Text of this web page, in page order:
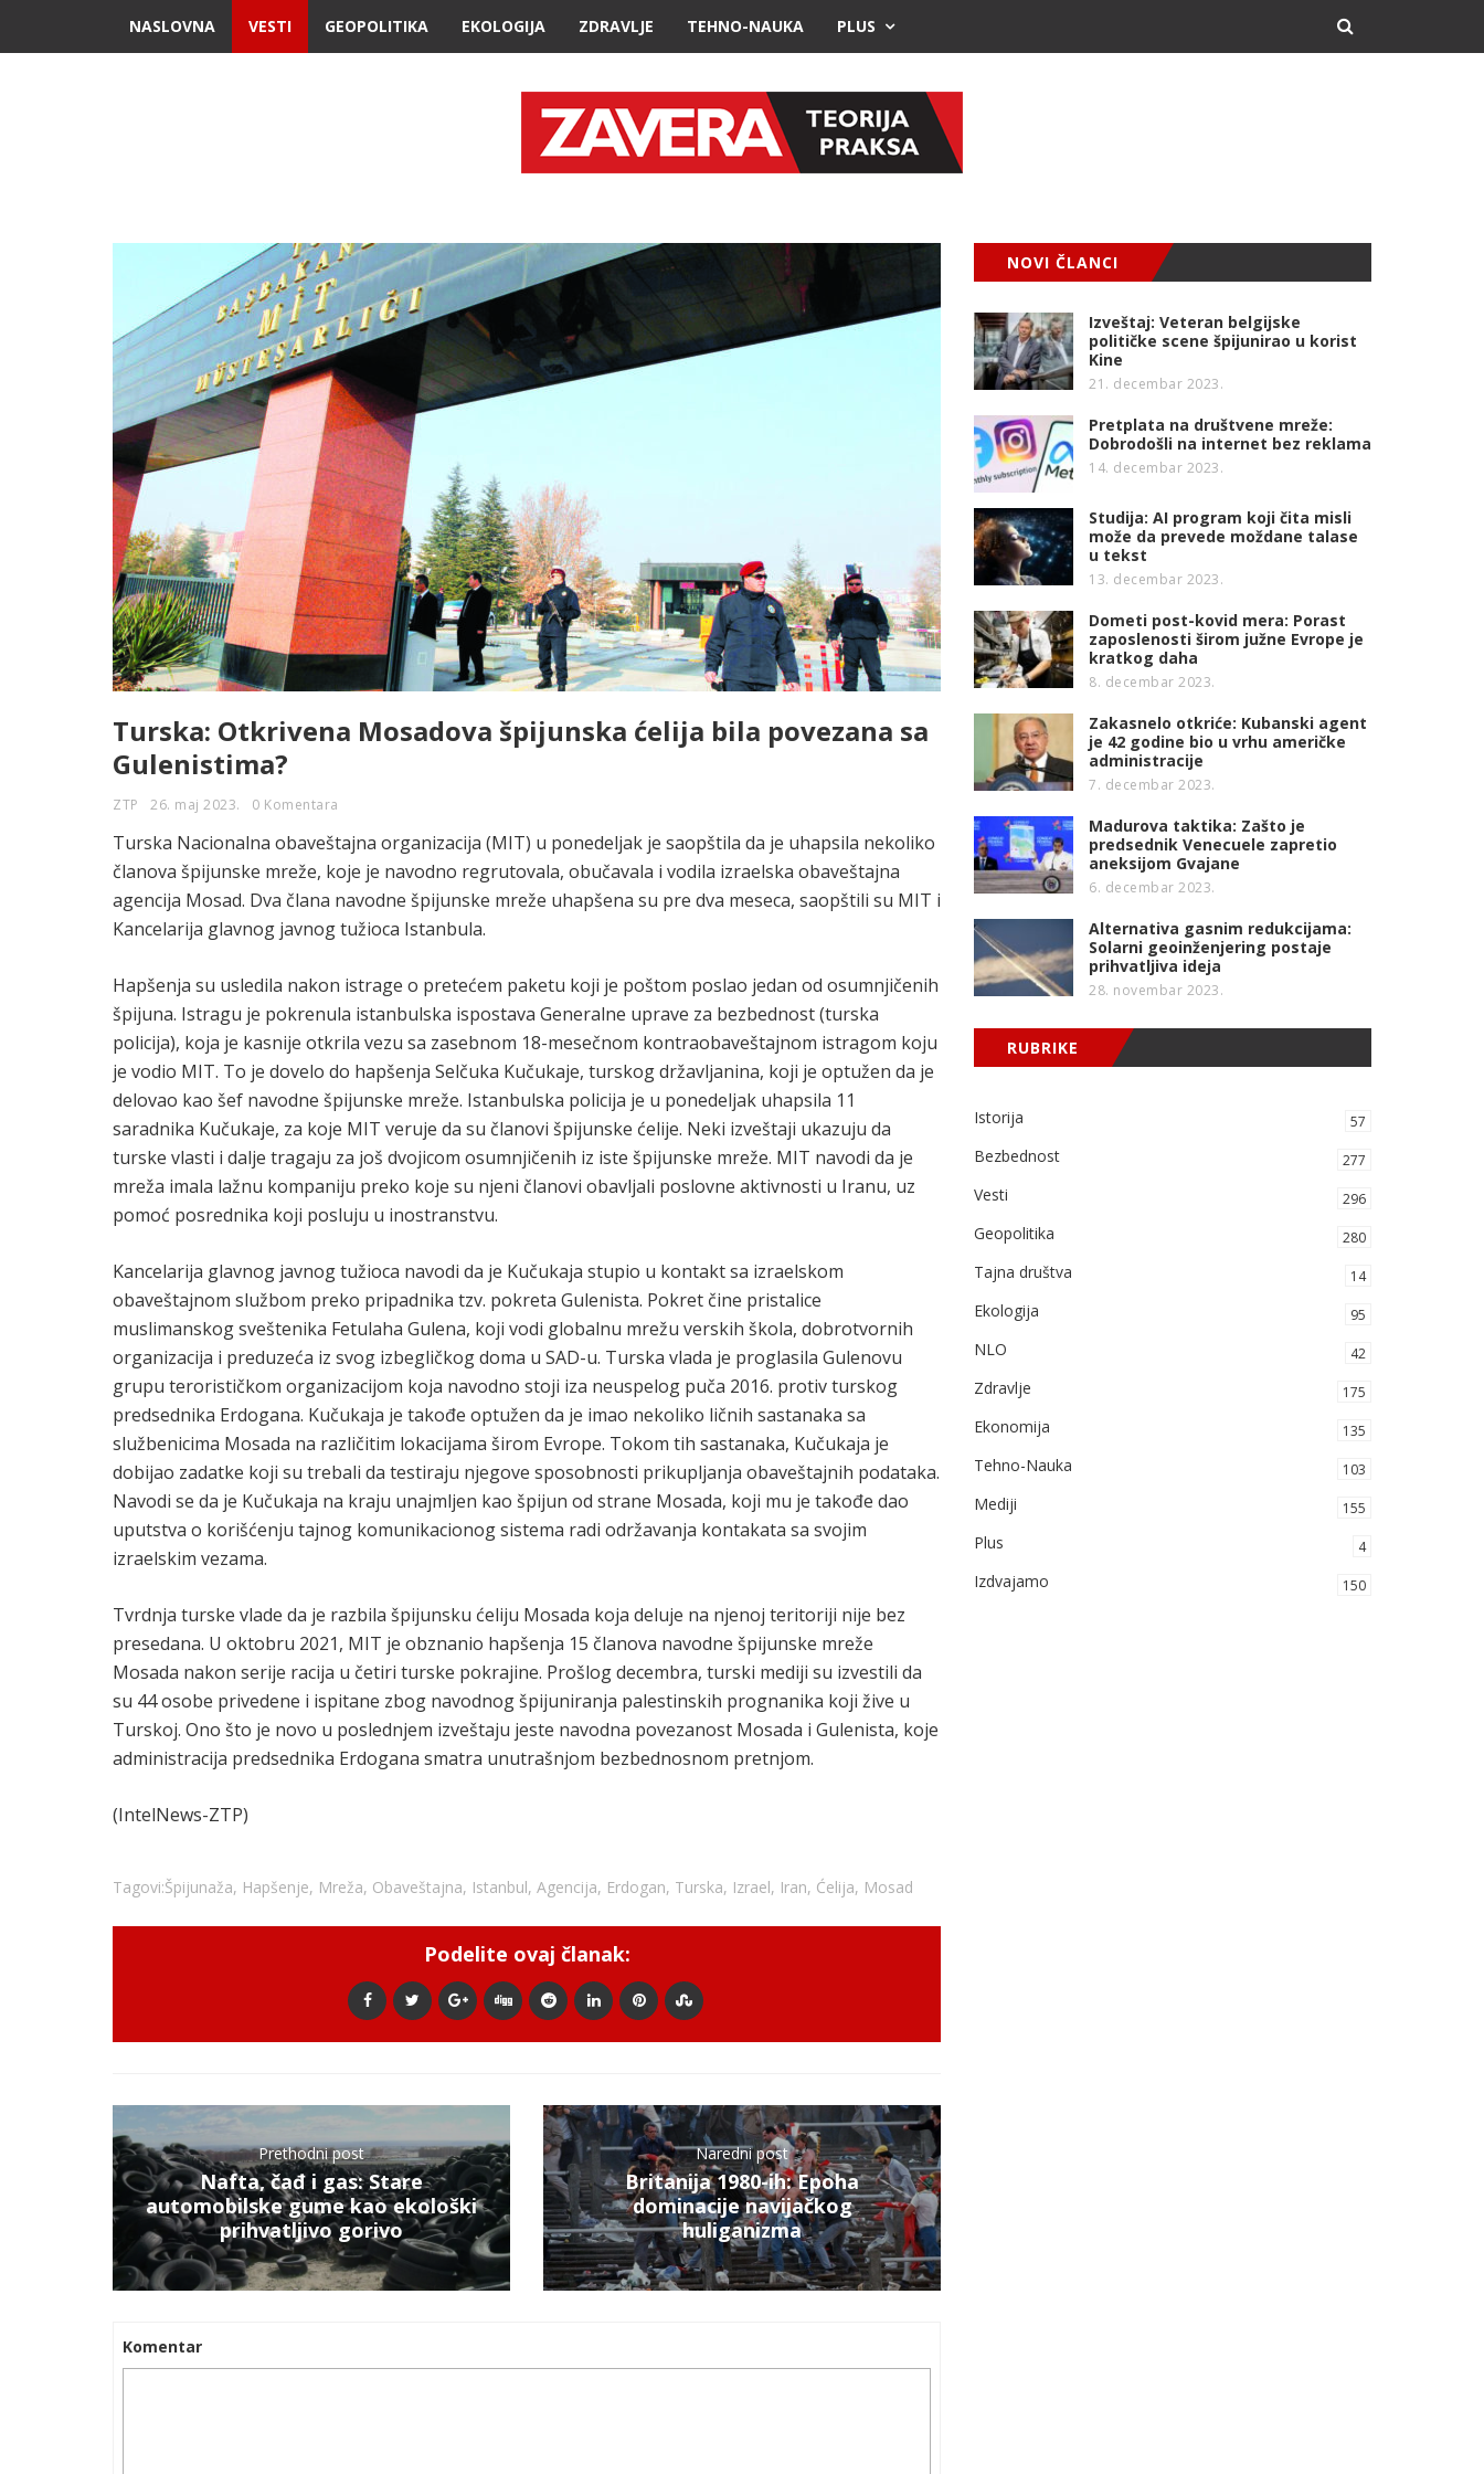
NASLOVNA VESTI GEOPOLITIKA EKOLOGIJA ZDRAVLJE TEHNO-NAUKA PLUS
Turska: Otkrivena Mosadova špijunska ćelija bila povezana sa
Gulenistima?
ZTP 26. maj 2023. 0 Komentara
Turska Nacionalna obaveštajna organizacija (MIT) u ponedeljak je saopštila da je uhapsila nekoliko
članova špijunske mreže, koje je navodno regrutovala, obučavala i vodila izraelska obaveštajna
agencija Mosad. Dva člana navodne špijunske mreže uhapšena su pre dva meseca, saopštili su MIT i
Kancelarija glavnog javnog tužioca Istanbula.
Hapšenja su usledila nakon istrage o pretećem paketu koji je poštom poslao jedan od osumnjičenih
špijuna. Istragu je pokrenula istanbulska ispostava Generalne uprave za bezbednost (turska
policija), koja je kasnije otkrila vezu sa zasebnom 18-mesečnom kontraobaveštajnom istragom koju
je vodio MIT. To je dovelo do hapšenja Selčuka Kučukaje, turskog državljanina, koji je optužen da je
delovao kao šef navodne špijunske mreže. Istanbulska policija je u ponedeljak uhapsila 11
saradnika Kučukaje, za koje MIT veruje da su članovi špijunske ćelije. Neki izveštaji ukazuju da
turske vlasti i dalje tragaju za još dvojicom osumnjičenih iz iste špijunske mreže. MIT navodi da je
mreža imala lažnu kompaniju preko koje su njeni članovi obavljali poslovne aktivnosti u Iranu, uz
pomoć posrednika koji posluju u inostranstvu.
Kancelarija glavnog javnog tužioca navodi da je Kučukaja stupio u kontakt sa izraelskom
obaveštajnom službom preko pripadnika tzv. pokreta Gulenista. Pokret čine pristalice
muslimanskog sveštenika Fetulaha Gulena, koji vodi globalnu mrežu verskih škola, dobrotvornih
organizacija i preduzeća iz svog izbegličkog doma u SAD-u. Turska vlada je proglasila Gulenovu
grupu terorističkom organizacijom koja navodno stoji iza neuspelog puča 2016. protiv turskog
predsednika Erdogana. Kučukaja je takođe optužen da je imao nekoliko ličnih sastanaka sa
službenicima Mosada na različitim lokacijama širom Evrope. Tokom tih sastanaka, Kučukaja je
dobijao zadatke koji su trebali da testiraju njegove sposobnosti prikupljanja obaveštajnih podataka.
Navodi se da je Kučukaja na kraju unajmljen kao špijun od strane Mosada, koji mu je takođe dao
uputstva o korišćenju tajnog komunikacionog sistema radi održavanja kontakata sa svojim
izraelskim vezama.
Tvrdnja turske vlade da je razbila špijunsku ćeliju Mosada koja deluje na njenoj teritoriji nije bez
presedana. U oktobru 2021, MIT je obznanio hapšenja 15 članova navodne špijunske mreže
Mosada nakon serije racija u četiri turske pokrajine. Prošlog decembra, turski mediji su izvestili da
su 44 osobe privedene i ispitane zbog navodnog špijuniranja palestinskih prognanika koji žive u
Turskoj. Ono što je novo u poslednjem izveštaju jeste navodna povezanost Mosada i Gulenista, koje
administracija predsednika Erdogana smatra unutrašnjom bezbednosnom pretnjom.
(IntelNews-ZTP)
Tagovi:Špijunaža, Hapšenje, Mreža, Obaveštajna, Istanbul, Agencija, Erdogan, Turska, Izrael, Iran, Ćelija, Mosad
Podelite ovaj članak:
Prethodni post
Nafta, čađ i gas: Stare
automobilske gume kao ekološki
prihvatljivo gorivo
Naredni post
Britanija 1980-ih: Epoha
dominacije navijačkog
huliganizma
Komentar
NOVI ČLANCI
Izveštaj: Veteran belgijske
političke scene špijunirao u korist
Kine
21. decembar 2023.
Pretplata na društvene mreže:
Dobrodošli na internet bez reklama
14. decembar 2023.
Studija: AI program koji čita misli
može da prevede moždane talase
u tekst
13. decembar 2023.
Dometi post-kovid mera: Porast
zaposlenosti širom južne Evrope je
kratkog daha
8. decembar 2023.
Zakasnelo otkriće: Kubanski agent
je 42 godine bio u vrhu američke
administracije
7. decembar 2023.
Madurova taktika: Zašto je
predsednik Venecuele zapretio
aneksijom Gvajane
6. decembar 2023.
Alternativa gasnim redukcijama:
Solarni geoinženjering postaje
prihvatljiva ideja
28. novembar 2023.
RUBRIKE
Istorija 57
Bezbednost 277
Vesti 296
Geopolitika 280
Tajna društva 14
Ekologija 95
NLO 42
Zdravlje 175
Ekonomija 135
Tehno-Nauka 103
Mediji 155
Plus 4
Izdvajamo 150